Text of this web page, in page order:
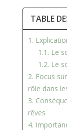
TABLE
1.
1.1. Le
1.2. Le
2. Focus
rôle dans
3.
rêves
4.